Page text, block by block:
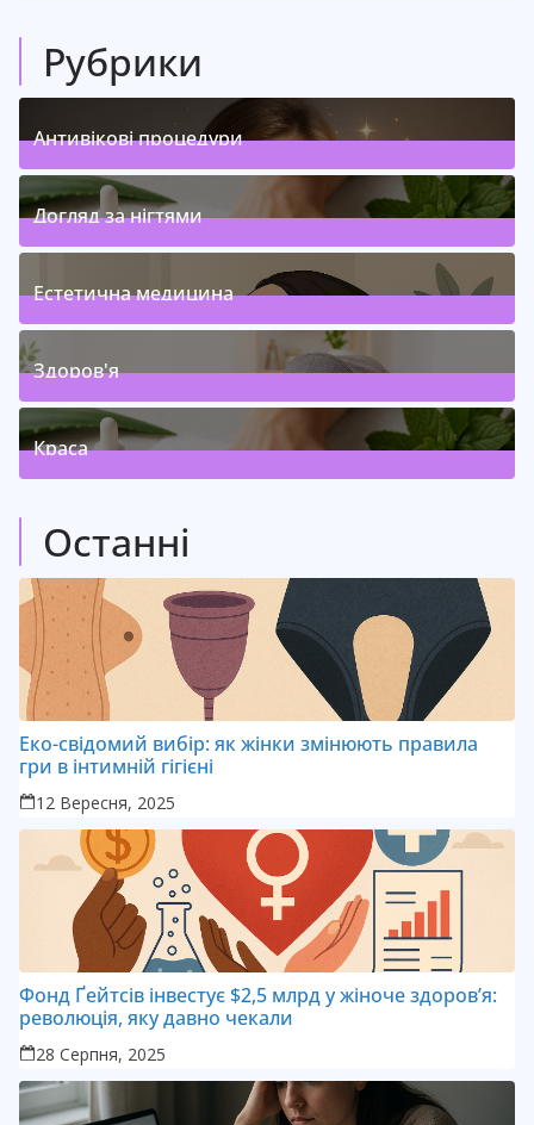
Рубрики
Антивікові процедури
(1Posts )
Догляд за нігтями
(1Posts )
Естетична медицина
(1Posts )
Здоров'я
(4Posts )
Краса
Останні
Еко-свідомий вибір: як жінки змінюють правила
гри в інтимній гігієні
12 Вересня, 2025
Фонд Ґейтсів інвестує $2,5 млрд у жіноче здоров’я:
революція, яку давно чекали
28 Серпня, 2025